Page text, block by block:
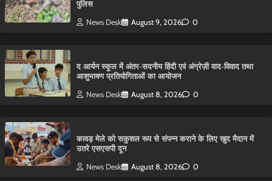
पुलिस
News Desk August 9, 2026 0
द आर्यन स्कूल में अंतर-सदनीय हिंदी एवं अंग्रेज़ी वाद-विवाद तथा
आशुभाषण प्रतियोगिताओं का आयोजन
News Desk August 8, 2026 0
कावड़ मेले को सकुशल रूप से संपन्न कराने के लिए खुद मैदान में
उतरे एसएसपी दून
News Desk August 8, 2026 0